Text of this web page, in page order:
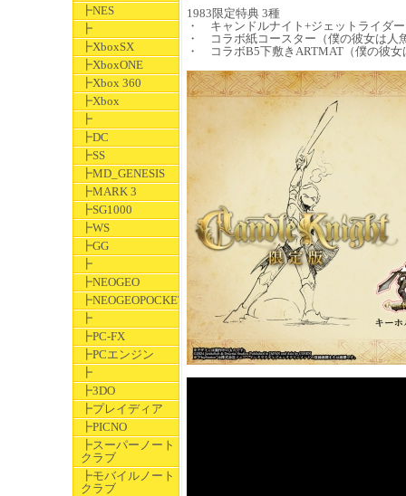
┣NES
┣
┣XboxSX
┣XboxONE
┣Xbox 360
┣Xbox
┣
┣DC
┣SS
┣MD_GENESIS
┣MARK 3
┣SG1000
┣WS
┣GG
┣
┣NEOGEO
┣NEOGEOPOCKET
┣
┣PC-FX
┣PCエンジン
┣
┣3DO
┣プレイディア
┣PICNO
┣スーパーノート
クラブ
┣モバイルノート
クラブ
1983限定特典 3種
・ キャンドルナイト+ジェットライダ
・ コラボ紙コースター（僕の彼女は人
・ コラボB5下敷きARTMAT（僕の彼